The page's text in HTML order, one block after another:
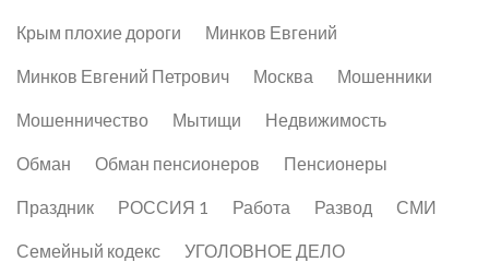
Крым плохие дороги Минков Евгений
Минков Евгений Петрович Москва Мошенники
Мошенничество Мытищи Недвижимость
Обман Обман пенсионеров Пенсионеры
Праздник РОССИЯ 1 Работа Развод СМИ
Семейный кодекс УГОЛОВНОЕ ДЕЛО